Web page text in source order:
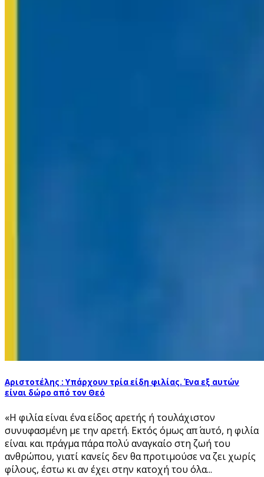
Αριστοτέλης : Υπάρχουν τρία είδη φιλίας. Ένα εξ αυτών
είναι δώρο από τον Θεό
«Η φιλία είναι ένα είδος αρετής ή τουλάχιστον
συνυφασμένη με την αρετή. Εκτός όμως απ΄ αυτό, η φιλία
είναι και πράγμα πάρα πολύ αναγκαίο στη ζωή του
ανθρώπου, γιατί κανείς δεν θα προτιμούσε να ζει χωρίς
φίλους, έστω κι αν έχει στην κατοχή του όλα...